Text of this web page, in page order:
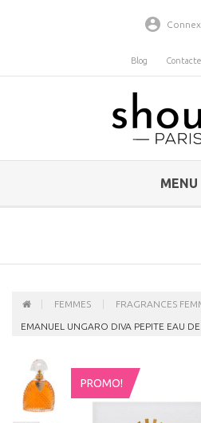
Blog
MENU
FEMMES FRAGRANCES
EMANUEL UNGARO DIVA PEPITE EAU
PROMO!